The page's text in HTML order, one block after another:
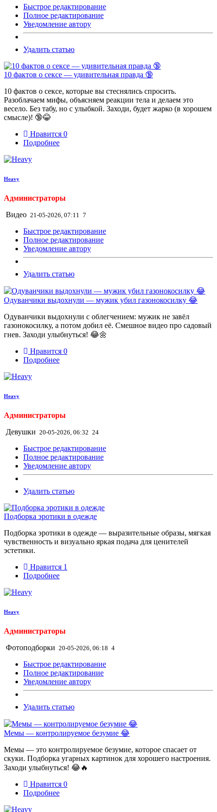
Быстрое редактирование
Полное редактирование
Уведомление автору
Удалить статью
10 фактов о сексе — удивительная правда 🔞
10 фактов о сексе, которые вы стеснялись спросить.
Разоблачаем мифы, объясняем реакции тела и делаем это
весело. Без табу, но с улыбкой. Заходи, будет жарко (в хорошем
смысле)! 🔞😂
Нравится 0
Подробнее
Heavy
Администраторы
Видео 21-05-2026, 07:11 7
Быстрое редактирование
Полное редактирование
Уведомление автору
Удалить статью
Одуванчики выдохнули — мужик убил газонокосилку 😂
Одуванчики выдохнули с облегчением: мужик не завёл
газонокосилку, а потом добил её. Смешное видео про садовый
гнев. Заходи улыбнуться! 😂🌼
Нравится 0
Подробнее
Heavy
Администраторы
Девушки 20-05-2026, 06:32 24
Быстрое редактирование
Полное редактирование
Уведомление автору
Удалить статью
Подборка эротики в одежде
Подборка эротики в одежде — выразительные образы, мягкая
чувственность и визуально яркая подача для ценителей
эстетики.
Нравится 1
Подробнее
Heavy
Администраторы
Фотоподборки 20-05-2026, 06:18 4
Быстрое редактирование
Полное редактирование
Уведомление автору
Удалить статью
Мемы — контролируемое безумие 😂
Мемы — это контролируемое безумие, которое спасает от
скуки. Подборка угарных картинок для хорошего настроения.
Заходи улыбнуться! 😂🔥
Нравится 0
Подробнее